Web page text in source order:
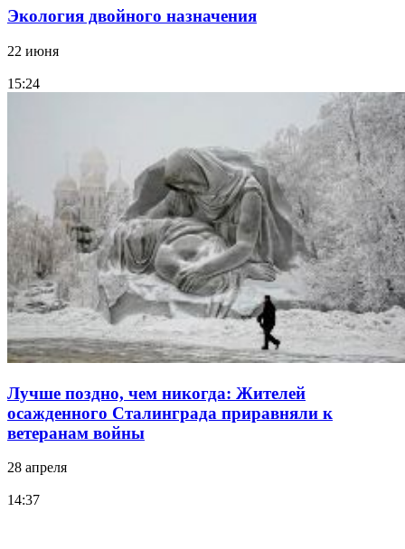
Экология двойного назначения
22 июня
15:24
Лучше поздно, чем никогда: Жителей
осажденного Сталинграда приравняли к
ветеранам войны
28 апреля
14:37